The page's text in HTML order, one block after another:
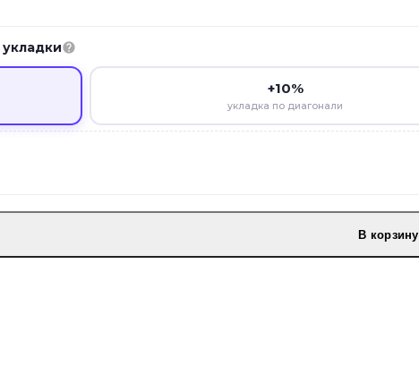
+10%
укладка по диагонали
В корзину